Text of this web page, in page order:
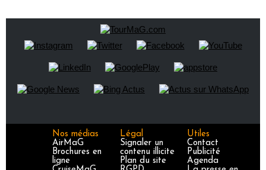
Nos médias
AirMaG
Brochures en
ligne
Légal
Signaler un
contenu illicite
Plan du site
Utiles
Contact
Publicité
Agenda